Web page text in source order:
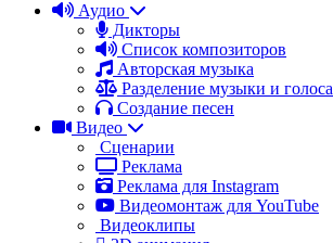
Аудио
Дикторы
Список композиторов
Авторская музыка
Разделение музыки и голоса
Создание песен
Видео
Сценарии
Реклама
Реклама для Instagram
Видеомонтаж для YouTube
Видеоклипы